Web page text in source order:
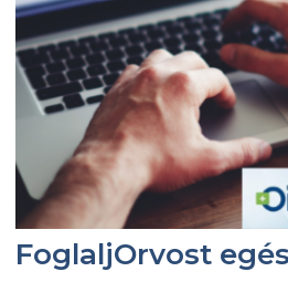
FoglaljOrvost